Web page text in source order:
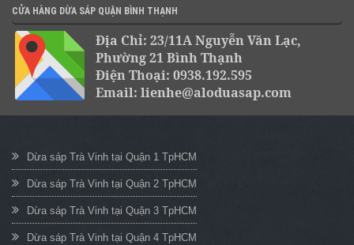
CỬA HÀNG DỪA SÁP QUẬN BÌNH THẠNH
Địa Chỉ: 23/11A Nguyễn Văn Lạc,
Phường 21 Bình Thạnh
Điện Thoại: 0938.192.595
Email: lienhe@aloduasap.com
Dừa sáp Trà Vinh tại Quận 1 TpHCM
Dừa sáp Trà Vinh tại Quận 2 TpHCM
Dừa sáp Trà Vinh tại Quận 3 TpHCM
Dừa sáp Trà Vinh tại Quận 4 TpHCM